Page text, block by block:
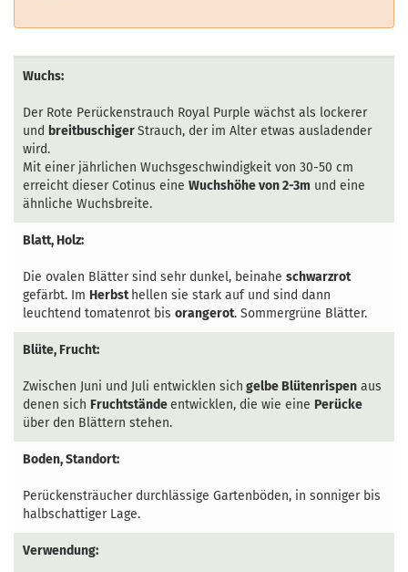
Wuchs:
Der Rote Perückenstrauch Royal Purple wächst als lockerer
und breitbuschigerStrauch, der im Alter etwas ausladender
wird.
Mit einer jährlichen Wuchsgeschwindigkeit von 30-50 cm
erreicht dieser Cotinus eine Wuchshöhe von 2-3m und eine
ähnliche Wuchsbreite.
Blatt, Holz:
Die ovalen Blätter sind sehr dunkel, beinahe schwarzrot
gefärbt. Im Herbst hellen sie stark auf und sind dann
leuchtend tomatenrot bis orangerot. Sommergrüne Blätter.
Blüte, Frucht:
Zwischen Juni und Juli entwicklen sich gelbe Blütenrispen aus
denen sich Fruchtständeentwicklen, die wie eine Perücke
über den Blättern stehen.
Boden, Standort:
Perückensträucher durchlässige Gartenböden, in sonniger bis
halbschattiger Lage.
Verwendung: